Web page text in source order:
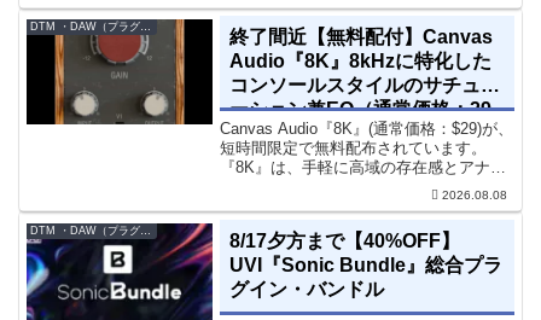
DTM ・DAW（プラグイン、シンセなど）のセール情報
終了間近【無料配付】Canvas
Audio『8K』8kHzに特化した
コンソールスタイルのサチュレ
ーション兼EQ（通常価格：29
ドル）
Canvas Audio『8K』(通常価格：$29)が、
短時間限定で無料配布されています。
『8K』は、手軽に高域の存在感とアナロ
グ的な質感をミックスに加えることがで
きる「8kHz」に特化したコンソールスタ
2026.08.08
8/17夕方まで【40%OFF】
UVI『Sonic Bundle』総合プラ
グイン・バンドル